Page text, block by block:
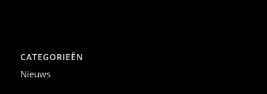
CATEGORIEËN
Nieuws